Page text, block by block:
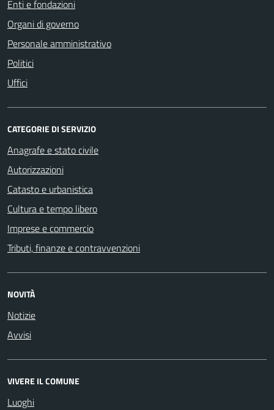
Enti e fondazioni
Organi di governo
Personale amministrativo
Politici
Uffici
CATEGORIE DI SERVIZIO
Anagrafe e stato civile
Autorizzazioni
Catasto e urbanistica
Cultura e tempo libero
Imprese e commercio
Tributi, finanze e contravvenzioni
NOVITÀ
Notizie
Avvisi
VIVERE IL COMUNE
Luoghi